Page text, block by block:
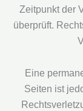
Zeitpunkt der
überprüft.
Eine
Seiten ist